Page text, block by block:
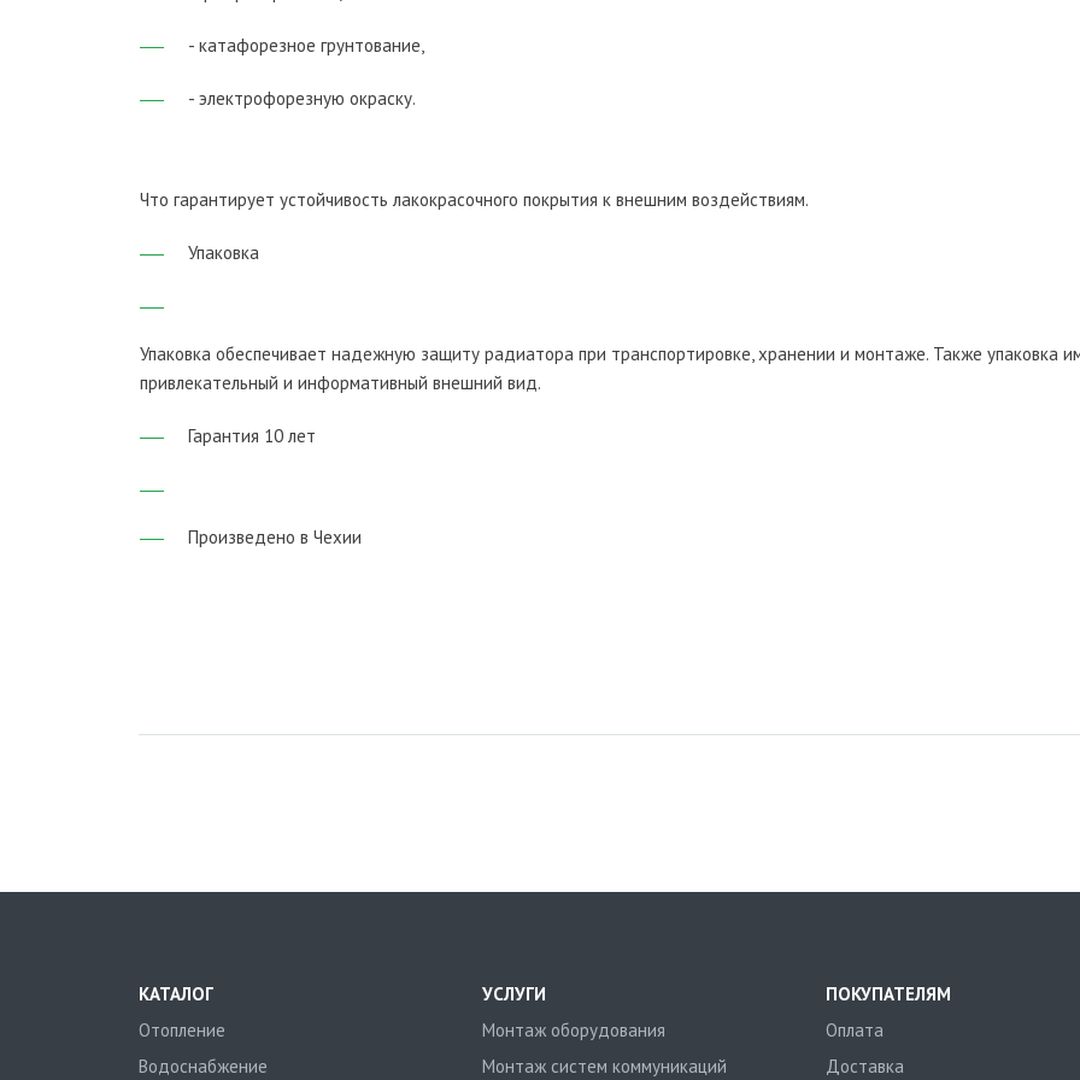
- катафорезное грунтование,
- электрофорезную окраску.
Что гарантирует устойчивость лакокрасочного покрытия к внешним воздействиям.
Упаковка
Упаковка обеспечивает надежную защиту радиатора при транспортировке, хранении и монтаже. Также упаковка
привлекательный и информативный внешний вид.
Гарантия 10 лет
Произведено в Чехии
КАТАЛОГ
Отопление
Водоснабжение
УСЛУГИ
Монтаж оборудования
Монтаж систем коммуникаций
ПОКУПАТЕЛЯМ
Оплата
Доставка